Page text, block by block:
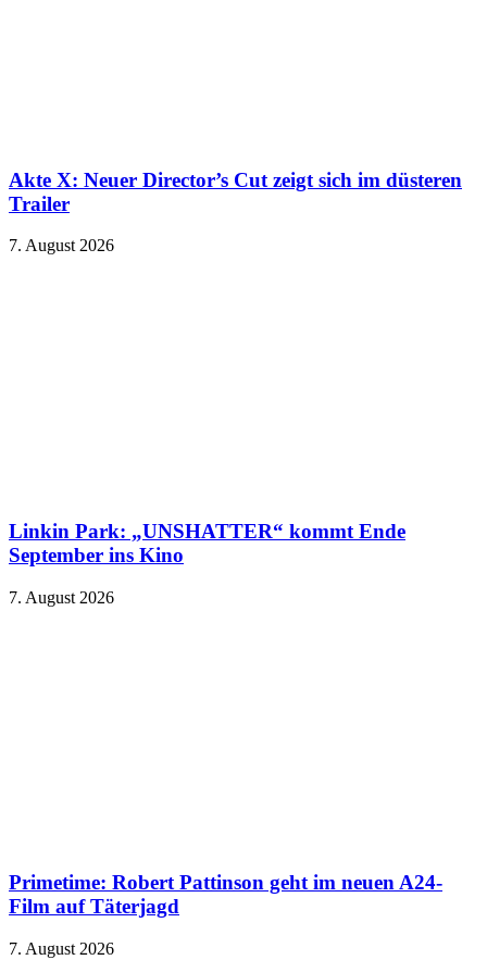
Akte X: Neuer Director’s Cut zeigt sich im düsteren
Trailer
7. August 2026
Linkin Park: „UNSHATTER“ kommt Ende
September ins Kino
7. August 2026
Primetime: Robert Pattinson geht im neuen A24-
Film auf Täterjagd
7. August 2026